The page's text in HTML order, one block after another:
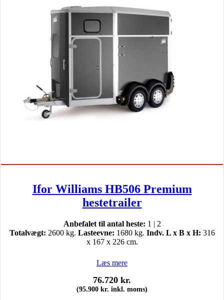
Ifor Williams HB506 Premium
hestetrailer
Anbefalet til antal heste: 1 | 2
Totalvægt: 2600 kg. Lasteevne: 1680 kg. Indv. L x B x H: 316
x 167 x 226 cm.
Læs mere
76.720 kr.
(95.900 kr. inkl. moms)